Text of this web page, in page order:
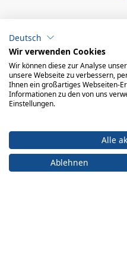
6362
engelberger ag
Deutsch
Wir verwenden Cookies
Wir können diese zur Analyse
unsere Webseite zu verbessern,
Ihnen ein großartiges Webseiten-
Informationen zu den von uns
Einstellungen.
Alle
Ablehnen